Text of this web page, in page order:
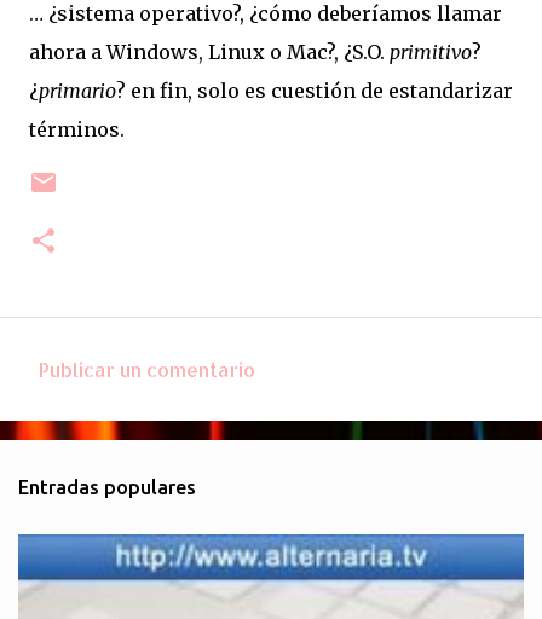
… ¿sistema operativo?, ¿cómo deberíamos llamar
ahora a Windows, Linux o Mac?, ¿S.O. primitivo?
¿primario? en fin, solo es cuestión de estandarizar
términos.
o
e
n
t
Publicar un comentario
Entradas populares